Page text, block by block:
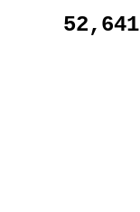
52,641